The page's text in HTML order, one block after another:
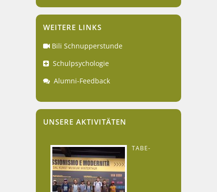
WEITERE LINKS
Bili Schnupperstunde
Schulpsychologie
Alumni-Feedback
UNSERE AKTIVITÄTEN
TABE-